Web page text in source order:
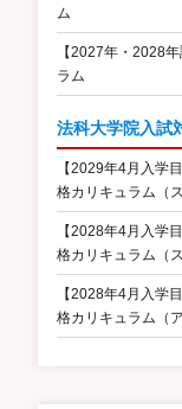
ム
【2027年・2028
ラム
法科大学院入試
【2029年4月入学
格カリキュラム（
【2028年4月入学
格カリキュラム（
【2028年4月入学
格カリキュラム（